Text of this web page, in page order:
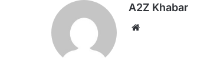
A2Z Khabar